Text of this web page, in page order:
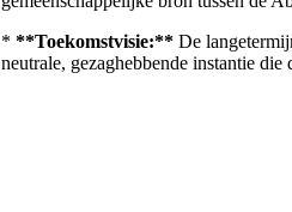
* **Toekomstvisie:** De
neutrale, gezaghebbende instantie